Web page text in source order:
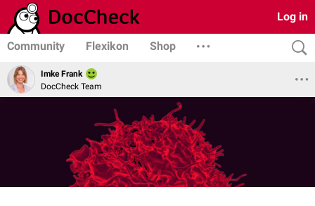
Log in
Community Flexikon Shop
Imke Frank
DocCheck Team